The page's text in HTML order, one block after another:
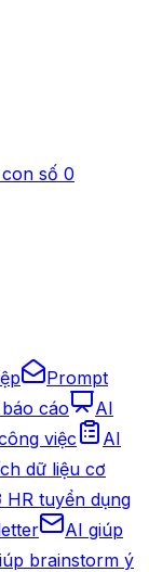
số 0
Prompt
cáo
AI
việc
AI
dữ liệu cơ
tuyển dụng
AI giúp
brainstorm ý